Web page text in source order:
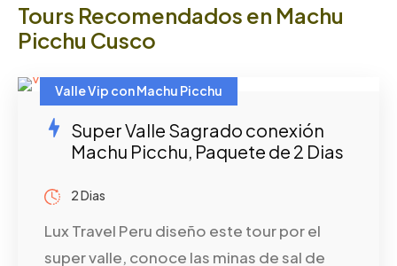
Tours Recomendados en Machu
Picchu Cusco
Valle Vip con Machu Picchu
Super Valle Sagrado conexión
Machu Picchu, Paquete de 2 Dias
2 Dias
Lux Travel Peru diseño este tour por el
super valle, conoce las minas de sal de